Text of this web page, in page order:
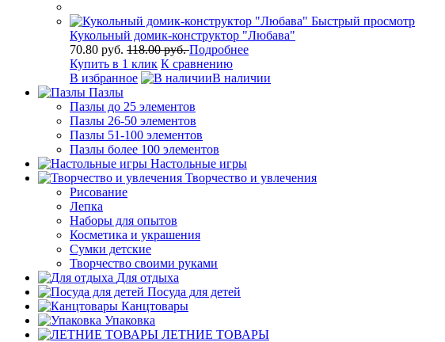
Быстрый просмотр
Кукольный домик-конструктор "Любава"
70.80 руб. 118.00 руб.Подробнее
Купить в 1 клик К сравнению
В избранное
В наличии
Пазлы
Пазлы до 25 элементов
Пазлы 26-50 элементов
Пазлы 51-100 элементов
Пазлы более 100 элементов
Настольные игры
Творчество и увлечения
Рисование
Лепка
Наборы для опытов
Косметика и украшения
Сумки детские
Творчество своими руками
Для отдыха
Посуда для детей
Канцтовары
Упаковка
ЛЕТНИЕ ТОВАРЫ